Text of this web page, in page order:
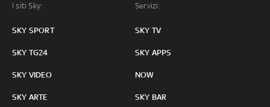
I siti Sky:
SKY SPORT
SKY TG24
SKY VIDEO
SKY ARTE
Servizi:
SKY TV
SKY APPS
NOW
SKY BAR